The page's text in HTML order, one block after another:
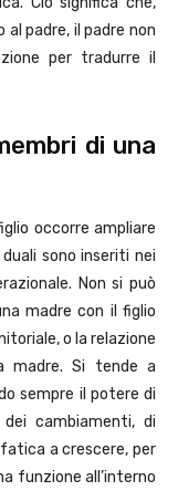
padre, il padre non
per tradurre il
di una
occorre ampliare
sono inseriti nei
Non si può
madre con il figlio
o la relazione
madre. Si tende a
sempre il potere di
cambiamenti, di
a crescere, per
funzione all’interno